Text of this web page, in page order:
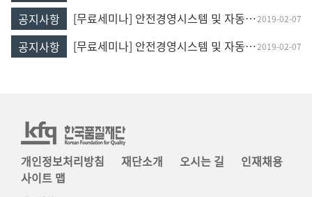
공지사항 [무료세미나] 안전경영시스템 및 자동차 품질 경영시스템 최신정보 공개 세미나(4/3, 수)2019-02-07
공지사항 [무료세미나] 안전경영시스템 및 자동차 품질 경영시스템 최신정보 공개 세미나(4/3, 수)2019-02-07
개인정보처리방침 재단소개 오시는 길
인재채용
사이트 맵